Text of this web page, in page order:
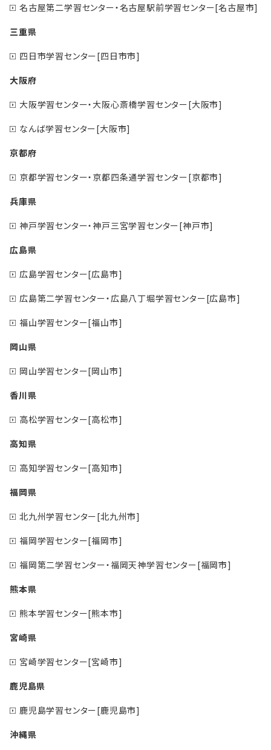
名古屋第二学習センター・名古屋駅前学習センター[名古屋市]
三重県
四日市学習センター[四日市市]
大阪府
大阪学習センター・大阪心斎橋学習センター[大阪市]
なんば学習センター[大阪市]
京都府
京都学習センター・京都四条通学習センター[京都市]
兵庫県
神戸学習センター・神戸三宮学習センター[神戸市]
広島県
広島学習センター[広島市]
広島第二学習センター・広島八丁堀学習センター[広島市]
福山学習センター[福山市]
岡山県
岡山学習センター[岡山市]
香川県
高松学習センター[高松市]
高知県
高知学習センター[高知市]
福岡県
北九州学習センター[北九州市]
福岡学習センター[福岡市]
福岡第二学習センター・福岡天神学習センター[福岡市]
熊本県
熊本学習センター[熊本市]
宮崎県
宮崎学習センター[宮崎市]
鹿児島県
鹿児島学習センター[鹿児島市]
沖縄県